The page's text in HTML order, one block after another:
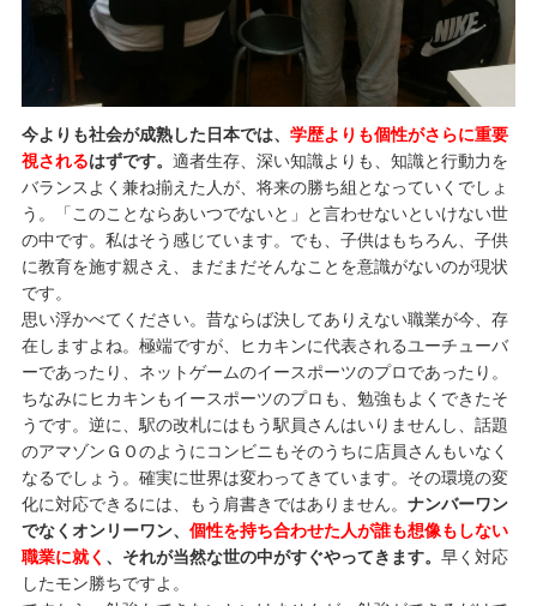
今よりも社会が成熟した日本では、 学歴よりも個性がさらに重要
視されるはずです。 適者生存、深い知識よりも、知識と行動力を
バランスよく兼ね揃えた人が、将来の勝ち組となっていくでしょ
う。「このことならあいつでないと」と言わせないといけない世
の中です。私はそう感じています。でも、子供はもちろん、子供
に教育を施す親さえ、まだまだそんなことを意識がないのが現状
です。
思い浮かべてください。昔ならば決してありえない職業が今、存
在しますよね。極端ですが、ヒカキンに代表されるユーチューバ
ーであったり、ネットゲームのイースポーツのプロであったり。
ちなみにヒカキンもイースポーツのプロも、勉強もよくできたそ
うです。逆に、駅の改札にはもう駅員さんはいりませんし、話題
のアマゾンＧＯのようにコンビニもそのうちに店員さんもいなく
なるでしょう。確実に世界は変わってきています。その環境の変
化に対応できるには、もう肩書きではありません。 ナンバーワン
でなくオンリーワン、 個性を持ち合わせた人が誰も想像もしない
職業に就く 、それが当然な世の中がすぐやってきます。 早く対応
したモン勝ちですよ。